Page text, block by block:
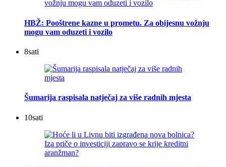
HBŽ: Pooštrene kazne u prometu. Za obijesnu vožnju
mogu vam oduzeti i vozilo
8sati
Šumarija raspisala natječaj za više radnih mjesta
10sati